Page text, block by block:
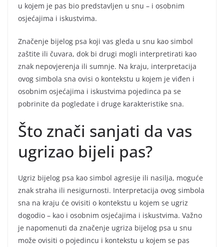
u kojem je pas bio predstavljen u snu – i osobnim
osjećajima i iskustvima.
Značenje bijelog psa koji vas gleda u snu kao simbol
zaštite ili čuvara, dok bi drugi mogli interpretirati kao
znak nepovjerenja ili sumnje. Na kraju, interpretacija
ovog simbola sna ovisi o kontekstu u kojem je viđen i
osobnim osjećajima i iskustvima pojedinca pa se
pobrinite da pogledate i druge karakteristike sna.
Što znači sanjati da vas
ugrizao bijeli pas?
Ugriz bijelog psa kao simbol agresije ili nasilja, moguće
znak straha ili nesigurnosti. Interpretacija ovog simbola
sna na kraju će ovisiti o kontekstu u kojem se ugriz
dogodio – kao i osobnim osjećajima i iskustvima. Važno
je napomenuti da značenje ugriza bijelog psa u snu
može ovisiti o pojedincu i kontekstu u kojem se pas